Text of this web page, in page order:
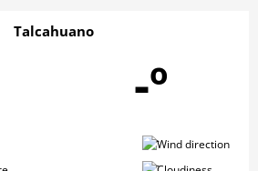
Talcahuano
-º
-
-